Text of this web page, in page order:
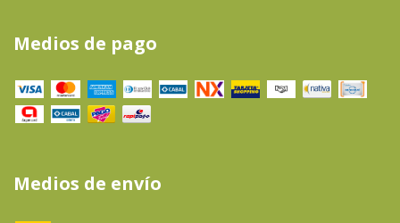
Medios de pago
Medios de envío